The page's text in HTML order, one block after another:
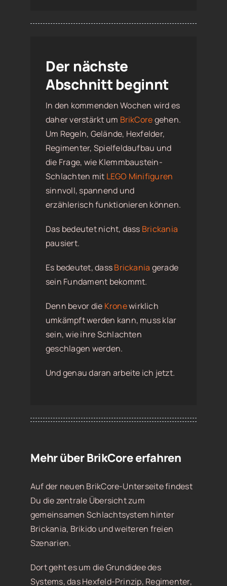
Der nächste
Abschnitt beginnt
In den kommenden Wochen wird es
daher verstärkt um BrikCoregehen.
Um Regeln, Gelände, Hexfelder,
Regimenter, Spielfeldaufbau und
die Frage, wie Klemmbaustein-
Schlachten mit LEGO Minifiguren
sinnvoll, spannend und
erzählerisch funktionieren können.
Das bedeutet nicht, dass Brickania
pausiert.
Es bedeutet, dassBrickania gerade
sein Fundament bekommt.
Denn bevor die Kronewirklich
umkämpft werden kann, muss klar
sein, wie ihre Schlachten
geschlagen werden.
Und genau daran arbeite ich jetzt.
Mehr über BrikCore erfahren
Auf der neuen BrikCore-Unterseite findest
Du die zentrale Übersicht zum
gemeinsamen Schlachtsystem hinter
Brickania, Brikido und weiteren freien
Szenarien.
Dort geht es um die Grundidee des
Systems, das Hexfeld-Prinzip, Regimenter,